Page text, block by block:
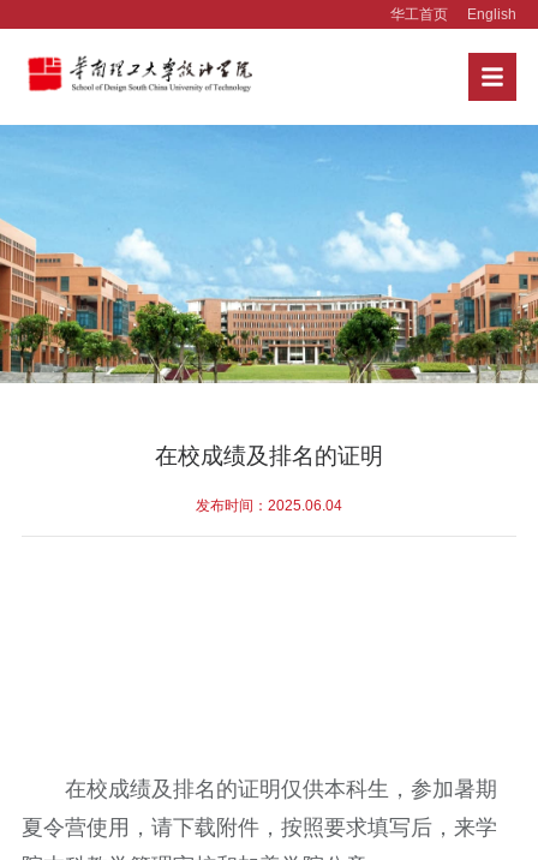
华工首页 English
在校成绩及排名的证明
发布时间：2025.06.04
在校成绩及排名的证明仅供本科生，参加暑期
夏令营使用，请下载附件，按照要求填写后，来学